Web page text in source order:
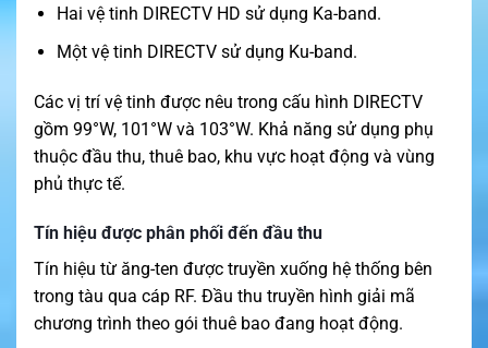
Hai vệ tinh DIRECTV HD sử dụng Ka-band.
Một vệ tinh DIRECTV sử dụng Ku-band.
Các vị trí vệ tinh được nêu trong cấu hình DIRECTV
gồm 99°W, 101°W và 103°W. Khả năng sử dụng phụ
thuộc đầu thu, thuê bao, khu vực hoạt động và vùng
phủ thực tế.
Tín hiệu được phân phối đến đầu thu
Tín hiệu từ ăng-ten được truyền xuống hệ thống bên
trong tàu qua cáp RF. Đầu thu truyền hình giải mã
chương trình theo gói thuê bao đang hoạt động.